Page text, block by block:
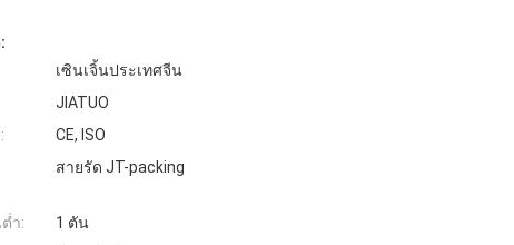
เซินเจิ้นประเทศจีน
JIATUO
CE, ISO
สายรัด JT-packing
ำ:
1 ตัน